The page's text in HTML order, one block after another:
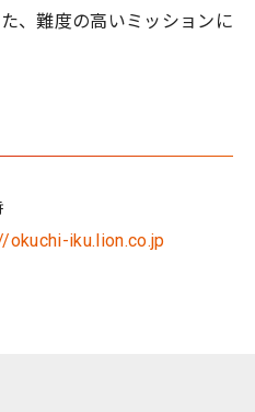
、難度の高いミッションに
okuchi-iku.lion.co.jp